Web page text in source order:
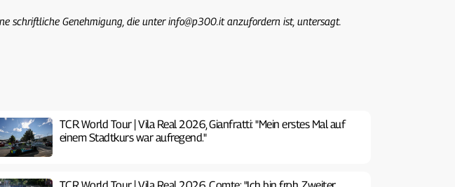
schriftliche Genehmigung, die unter info@p300.it anzufordern ist, untersagt.
TCR World Tour | Vila Real 2026, Gianfratti: "Mein erstes Mal auf
einem Stadtkurs war aufregend."